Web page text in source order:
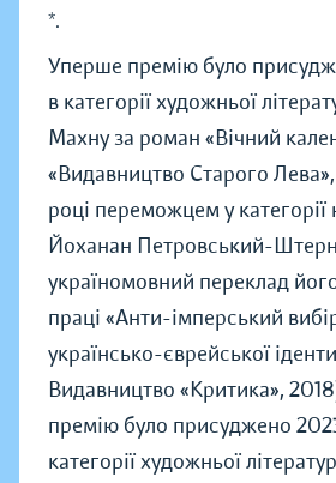
*.
Уперше премію було
в категорії художньої
Махну за роман «Вічний
«Видавництво Старого
році переможцем у
Йоханан Петровський-
україномовний переклад
праці «Анти-імперський
українсько-єврейської
Видавництво «Критика»,
премію було присуджено
категорії художньої